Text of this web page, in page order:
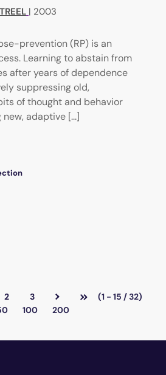
| 2003
prevention (RP) is an
Learning to abstain from
after years of dependence
suppressing old,
of thought and behavior
adaptive [...]
2 3
(1 - 15 / 32)
100 200